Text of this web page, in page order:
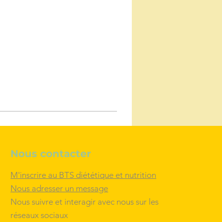
Nous contacter
M'inscrire au BTS diététique et nutrition
Nous adresser un message
Nous suivre et interagir avec nous sur les
réseaux sociaux